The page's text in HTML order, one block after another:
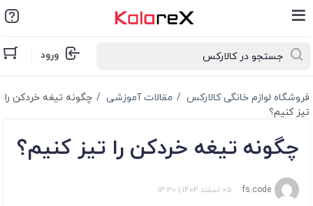
ورود
فروشگاه لوازم خانگی کالارکس مقالات آموزشی
چگونه تیغه خردکن را
تیز کنیم؟
چگونه تیغه خردکن را تیز کنیم؟
fs.code 05 اسفند 1404 |
13:30